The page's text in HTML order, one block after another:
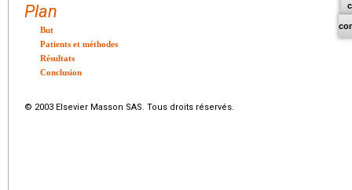
Plan
But
Patients et méthodes
Résultats
Conclusion
© 2003 Elsevier Masson SAS. Tous droits réservés.